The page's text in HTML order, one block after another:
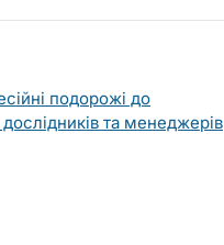
подорожі до
та менеджерів